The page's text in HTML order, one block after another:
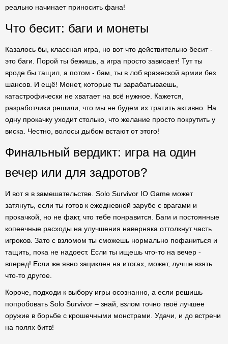
реально начинает приносить фана!
Что бесит: баги и монеты
Казалось бы, классная игра, но вот что действительно бесит -
это баги. Порой ты бежишь, а игра просто зависает! Тут ты
вроде бы тащил, а потом - бам, ты в лоб вражеской армии без
шансов. И ещё! Монет, которые ты зарабатываешь,
катастрофически не хватает на всё нужное. Кажется,
разработчики решили, что мы не будем их тратить активно. На
одну прокачку уходит столько, что желание просто покрутить у
виска. Честно, волосы дыбом встают от этого!
Финальный вердикт: игра на один
вечер или для задротов?
И вот я в замешательстве. Solo Survivor IO Game может
затянуть, если ты готов к ежедневной зарубе с врагами и
прокачкой, но не факт, что тебе понравится. Баги и постоянные
копеечные расходы на улучшения наверняка оттолкнут часть
игроков. Зато с взломом ты сможешь нормально пофаниться и
тащить, пока не надоест. Если ты ищешь что-то на вечер -
вперед! Если же явно зациклен на итогах, может, лучше взять
что-то другое.
Короче, подходи к выбору игры осознанно, а если решишь
попробовать Solo Survivor – знай, взлом точно твоё лучшее
оружие в борьбе с крошечными монстрами. Удачи, и до встречи
на полях битв!